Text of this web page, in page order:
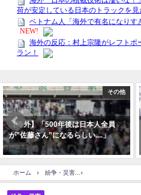
その他
【海外】「500年後は日本人全員
が”佐藤さん”になるらしい....」
ホーム 紛争・災害